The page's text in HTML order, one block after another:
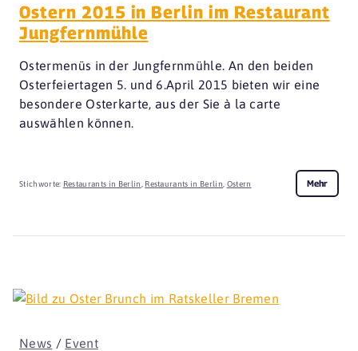
Ostern 2015 in Berlin im Restaurant
Jungfernmühle
Ostermenüs in der Jungfernmühle. An den beiden
Osterfeiertagen 5. und 6.April 2015 bieten wir eine
besondere Osterkarte, aus der Sie à la carte
auswählen können.
Stichworte: Restaurants in Berlin Restaurants in Berlin Ostern Mehr
News / Event